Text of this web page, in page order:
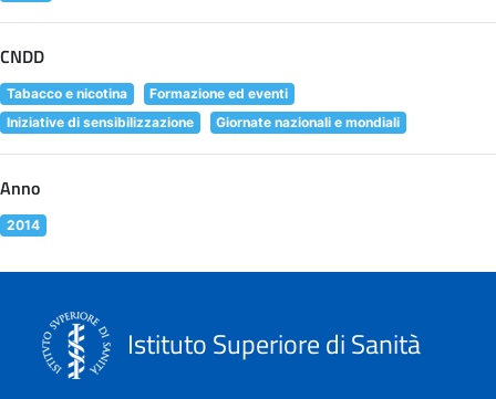
CNDD
Tabacco e nicotina
Formazione ed eventi
Iniziative di sensibilizzazione
Giornate nazionali e mondiali
Anno
2014
Istituto Superiore di Sanità